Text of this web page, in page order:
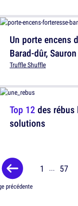
Un porte encens
Barad-dûr,
Truffle Shuffle
Top 12 des
solutions
précédente
1 ... 57